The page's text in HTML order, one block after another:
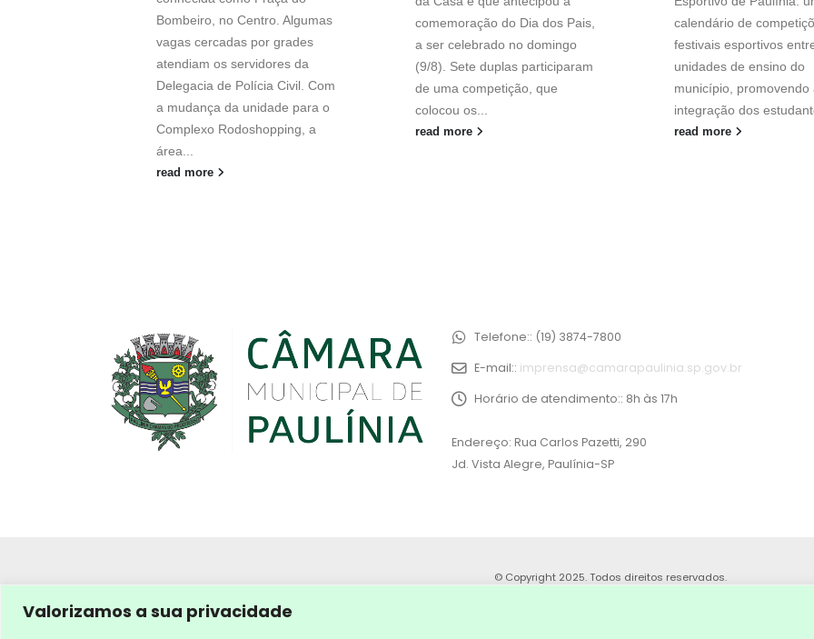
Valorizamos a sua privacidade
Bombeiro, no Centro. Algumas
vagas cercadas por grades
atendiam os servidores da
Delegacia de Polícia Civil. Com
a mudança da unidade para o
Complexo Rodoshopping, a
área...
read more
comemoração do Dia dos Pais,
a ser celebrado no domingo
(9/8). Sete duplas participaram
de uma competição, que
colocou os...
read more
calendário de
festivais esportivos
unidades de ensino do
município, promovendo
integração dos
read more
Telefone:: (19) 3874-7800
E-mail:: imprensa@camarapaulinia.sp.gov.br
Horário de atendimento:: 8h às 17h
Endereço: Rua Carlos Pazetti, 290
Jd. Vista Alegre, Paulínia-SP
© Copyright 2025. Todos direitos reservados.